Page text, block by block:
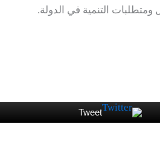
ومتطلبات التنمية في الدولة.
Tweet